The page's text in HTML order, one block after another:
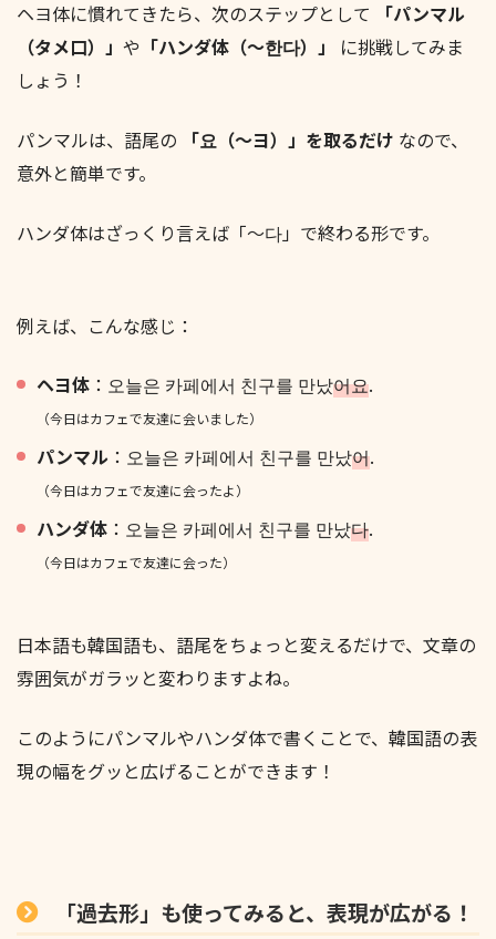
ヘヨ体に慣れてきたら、次のステップとして
「パンマル
（タメ口）」 や 「ハンダ体（〜한다）」
に挑戦してみま
しょう！
パンマルは、語尾の 「요（～ヨ）」を取るだけ なので、
意外と簡単です。
ハンダ体はざっくり言えば「〜다」で終わる形です。
例えば、こんな感じ：
ヘヨ体 ：오늘은 카페에서 친구를 만났어요.
（今日はカフェで友達に会いました）
パンマル ：오늘은 카페에서 친구를 만났어.
（今日はカフェで友達に会ったよ）
ハンダ体 ：오늘은 카페에서 친구를 만났다.
（今日はカフェで友達に会った）
日本語も韓国語も、語尾をちょっと変えるだけで、文章の
雰囲気がガラッと変わりますよね。
このようにパンマルやハンダ体で書くことで、韓国語の表
現の幅をグッと広げることができます！
「過去形」も使ってみると、表現が広がる！